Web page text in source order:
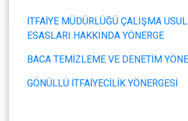
İTFAİYE MÜDÜRLÜĞÜ ÇALIŞMA
ESASLARI HAKKINDA YÖNERGE
BACA TEMİZLEME VE DENETİM
GÖNÜLLÜ İTFAİYECİLİK YÖNERGESİ